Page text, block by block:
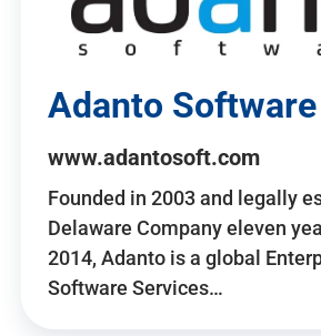
Adanto Software
www.adantosoft.com
Founded in 2003 and legally
Delaware Company eleven
2014, Adanto is a global
Software Services…